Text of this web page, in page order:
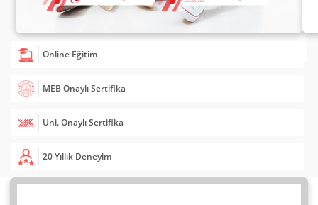
20 Yıllık Deneyim
Üni. Onaylı Sertifika
MEB Onaylı Sertifika
Online Eğitim